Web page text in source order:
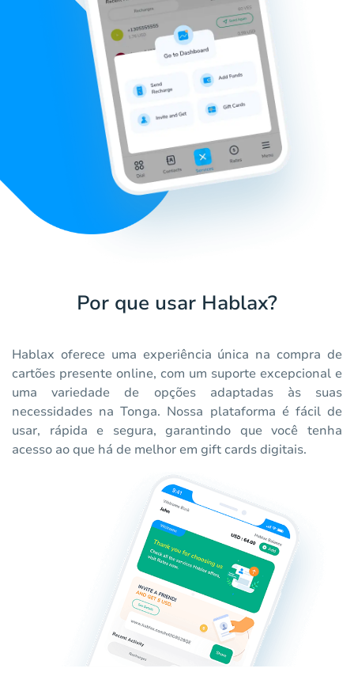
Por que usar Hablax?
Hablax oferece uma experiência única na compra de
cartões presente online, com um suporte excepcional e
uma variedade de opções adaptadas às suas
necessidades na Tonga. Nossa plataforma é fácil de
usar, rápida e segura, garantindo que você tenha
acesso ao que há de melhor em gift cards digitais.